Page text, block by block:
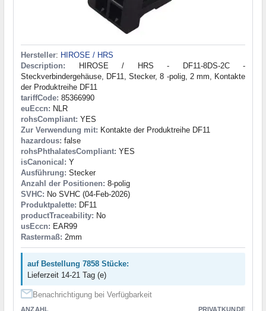
Hersteller: HIROSE / HRS
Description: HIROSE / HRS - DF11-8DS-2C -
Steckverbindergehäuse, DF11, Stecker, 8 -polig, 2 mm, Kontakte
der Produktreihe DF11
tariffCode: 85366990
euEccn: NLR
rohsCompliant: YES
Zur Verwendung mit: Kontakte der Produktreihe DF11
hazardous: false
rohsPhthalatesCompliant: YES
isCanonical: Y
Ausführung: Stecker
Anzahl der Positionen: 8-polig
SVHC: No SVHC (04-Feb-2026)
Produktpalette: DF11
productTraceability: No
usEccn: EAR99
Rastermaß: 2mm
auf Bestellung 7858 Stücke:
Lieferzeit 14-21 Tag (e)
Benachrichtigung bei Verfügbarkeit
ANZAHL PRIVATKUNDE